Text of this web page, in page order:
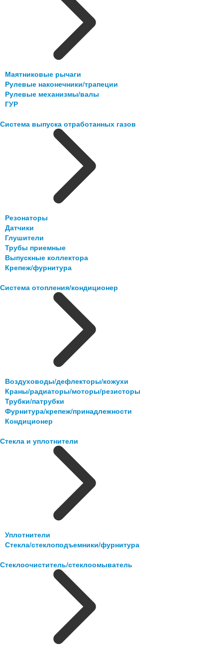
Маятниковые рычаги
Рулевые наконечники/трапеции
Рулевые механизмы/валы
ГУР
Система выпуска отработанных газов
Резонаторы
Датчики
Глушители
Трубы приемные
Выпускные коллектора
Крепеж/фурнитура
Система отопления/кондиционер
Воздуховоды/дефлекторы/кожухи
Краны/радиаторы/моторы/резисторы
Трубки/патрубки
Фурнитура/крепеж/принадлежности
Кондиционер
Стекла и уплотнители
Уплотнители
Стекла/стеклоподъемники/фурнитура
Стеклоочиститель/стеклоомыватель